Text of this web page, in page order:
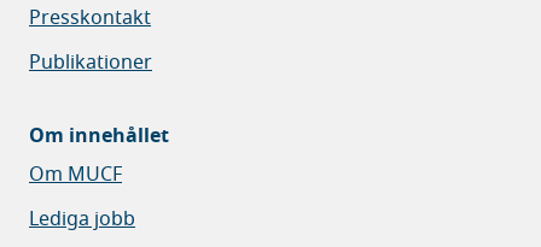
Presskontakt
Publikationer
Om innehållet
Om MUCF
Lediga jobb